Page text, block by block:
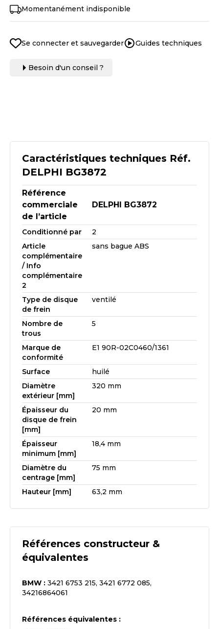
Caractéristiques techniques Réf.
DELPHI BG3872
Référence
commerciale
de l’article
DELPHI BG3872
Conditionné par
2
Article
complémentaire
/ Info
complémentaire
2
sans bague ABS
Type de disque
de frein
ventilé
Nombre de
trous
5
Marque de
conformité
E1 90R-02C0460/1361
Surface
huilé
Diamètre
extérieur [mm]
320 mm
Épaisseur du
disque de frein
[mm]
20 mm
Épaisseur
minimum [mm]
18,4 mm
Diamètre du
centrage [mm]
75 mm
Hauteur [mm] 63,2 mm
Références constructeur &
équivalentes
BMW : 3421 6753 215, 3421 6772 085,
34216864061
Références équivalentes :
Momentanément indisponible
Se connecter et sauvegarder Guides techniques
Besoin d'un conseil ?